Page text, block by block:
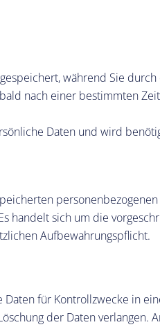
während Sie
nach einer bestimmten
Daten und wird
handelt sich um die
Aufbewahrungspflicht.
für Kontrollzwecke in
der Daten verlangen.